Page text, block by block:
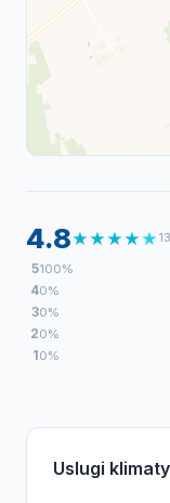
4.8★★★★★
5100%
40%
30%
20%
10%
Uslugi